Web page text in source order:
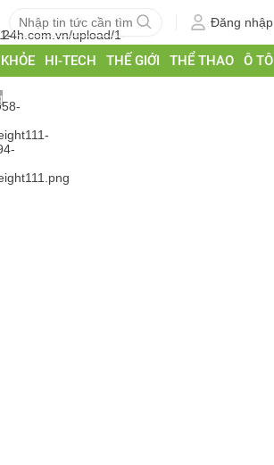
Đăng nhập
HI-TECH THẾ GIỚI THỂ THAO Ô TÔ